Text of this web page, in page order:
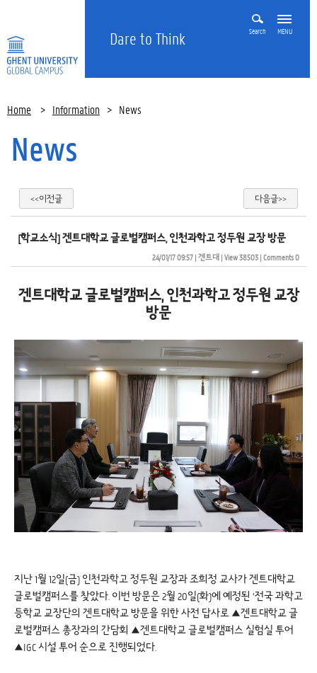
Dare to Think Search MENU
Home > Information > News
News
<<이전글 다음글>>
[학교소식] 겐트대학교 글로벌캠퍼스, 인천과학고 정두원 교장 방문
24/01/17 09:57| 겐트대| View 38503| Comments 0
겐트대학교 글로벌캠퍼스, 인천과학고 정두원 교장
방문
지난 1월 12일(금) 인천과학고 정두원 교장과 조희정 교사가 겐트대학교
글로벌캠퍼스를 찾았다. 이번 방문은 2월 20일(화)에 예정된 ‘전국 과학고
등학교 교장단의 겐트대학교 방문을 위한 사전 답사로 ▲겐트대학교 글
로벌캠퍼스 총장과의 간담회 ▲겐트대학교 글로벌캠퍼스 실험실 투어
▲IGC 시설 투어 순으로 진행되었다.